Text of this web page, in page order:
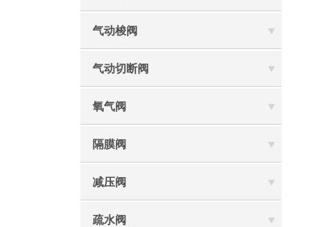
气动梭阀
气动切断阀
氧气阀
隔膜阀
减压阀
疏水阀